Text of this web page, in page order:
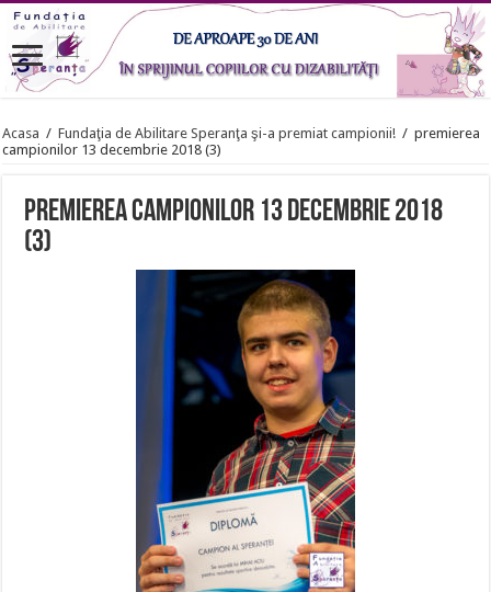
Acasa / Fundaţia de Abilitare Speranţa şi-a premiat campionii! / premierea
campionilor 13 decembrie 2018 (3)
premierea campionilor 13 decembrie 2018
(3)